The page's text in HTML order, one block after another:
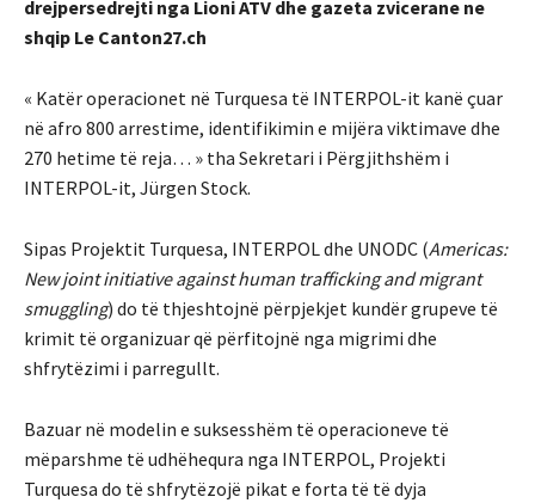
drejpersedrejti nga Lioni ATV dhe gazeta zvicerane ne
shqip Le Canton27.ch
« Katër operacionet në Turquesa të INTERPOL-it kanë çuar
në afro 800 arrestime, identifikimin e mijëra viktimave dhe
270 hetime të reja… » tha Sekretari i Përgjithshëm i
INTERPOL-it, Jürgen Stock.
Sipas Projektit Turquesa, INTERPOL dhe UNODC (Americas:
New joint initiative against human trafficking and migrant
smuggling) do të thjeshtojnë përpjekjet kundër grupeve të
krimit të organizuar që përfitojnë nga migrimi dhe
shfrytëzimi i parregullt.
Bazuar në modelin e suksesshëm të operacioneve të
mëparshme të udhëhequra nga INTERPOL, Projekti
Turquesa do të shfrytëzojë pikat e forta të të dyja